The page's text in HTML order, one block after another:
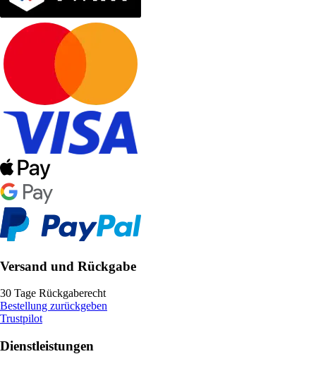
Versand und Rückgabe
30 Tage Rückgaberecht
Bestellung zurückgeben
Trustpilot
Dienstleistungen